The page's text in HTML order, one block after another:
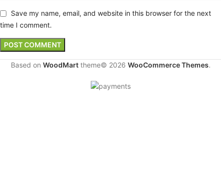
Save my name, email, and website in this browser for the next
time I comment.
Based on WoodMarttheme© 2026 WooCommerce Themes.